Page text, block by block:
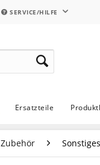
SERVICE/HILFE
Ersatzteile
Zubehör Sonstiges